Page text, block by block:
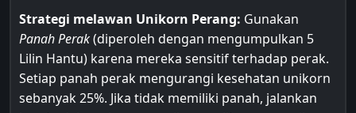
Strategi melawan Unikorn Perang: Gunakan
Panah Perak(diperoleh dengan mengumpulkan 5
Lilin Hantu) karena mereka sensitif terhadap perak.
Setiap panah perak mengurangi kesehatan unikorn
sebanyak 25%. Jika tidak memiliki panah, jalankan